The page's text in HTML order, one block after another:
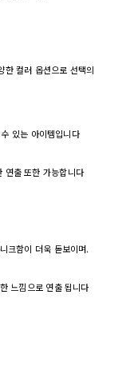
한 컬러 옵션으로 선택의
있는 아이템입니다
연출 또한 가능합니다
크함이 더욱 돋보이며.
느낌으로 연출 됩니다